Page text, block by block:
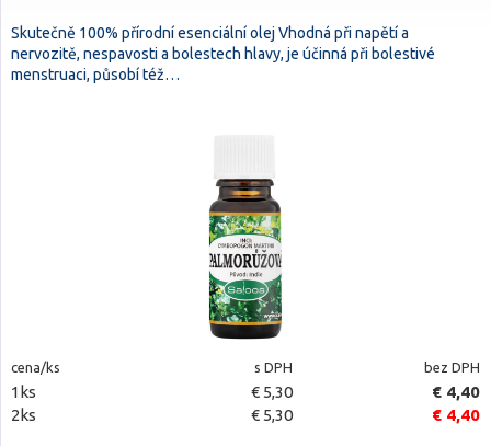
Skutečně 100% přírodní esenciální olej Vhodná při napětí a
nervozitě, nespavosti a bolestech hlavy, je účinná při bolestivé
menstruaci, působí též…
cena/ks s DPH bez DPH
1ks € 5,30
€ 4,40
2ks
€ 5,30 € 4,40